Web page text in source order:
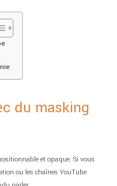
du masking
et opaque. Si vous
ou les chaînes YouTube